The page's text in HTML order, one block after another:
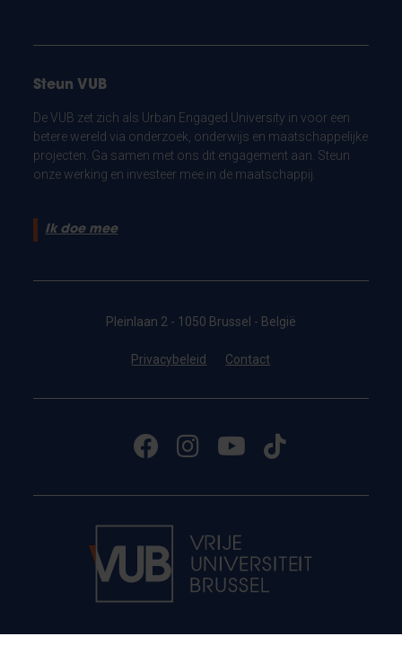
Steun VUB
De VUB zet zich als Urban Engaged University in voor een
betere wereld via onderzoek, onderwijs en maatschappelijke
projecten. Ga samen met ons dit engagement aan. Steun
onze werking en investeer mee in de maatschappij.
Ik doe mee
Pleinlaan 2 - 1050 Brussel - België
Privacybeleid Contact